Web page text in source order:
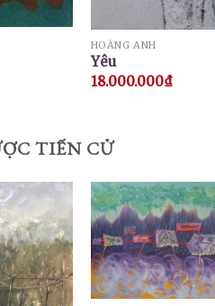
HOÀNG ANH
Yêu
18.000.000₫
TIẾN CỬ